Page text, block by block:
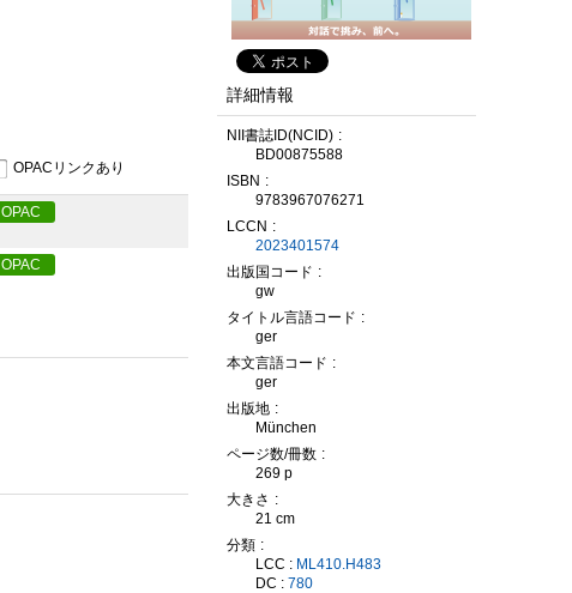
OPACリンクあり
OPAC
OPAC
詳細情報
NII書誌ID(NCID)
BD00875588
ISBN
9783967076271
LCCN
2023401574
出版国コード
gw
タイトル言語コード
ger
本文言語コード
ger
出版地
München
ページ数/冊数
269 p
大きさ
21 cm
分類
LCC : ML410.H483
DC : 780